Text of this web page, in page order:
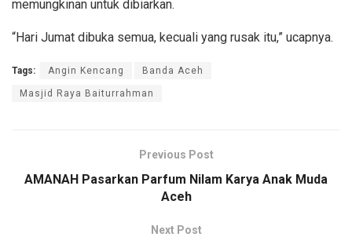
memungkinan untuk dibiarkan.
“Hari Jumat dibuka semua, kecuali yang rusak itu,” ucapnya.
Tags: Angin Kencang Banda Aceh
Masjid Raya Baiturrahman
Previous Post
AMANAH Pasarkan Parfum Nilam Karya Anak Muda
Aceh
Next Post